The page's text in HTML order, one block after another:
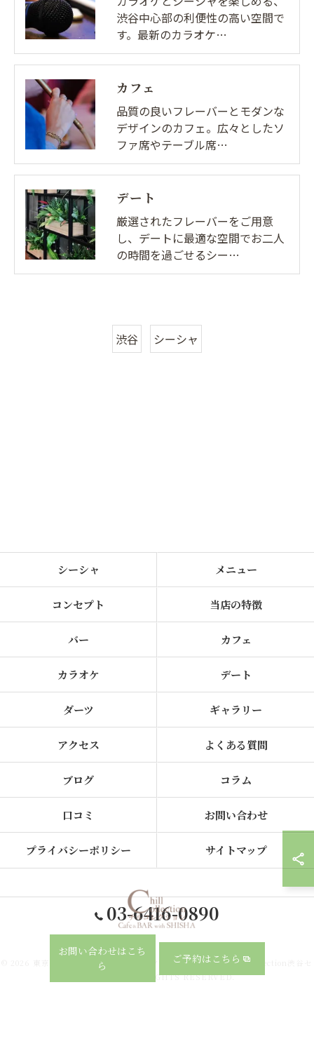
渋谷中心部の利便性の高い空間で
す。最新のカラオケ…
カフェ
品質の良いフレーバーとモダンな
デザインのカフェ。広々としたソ
ファ席やテーブル席…
デート
厳選されたフレーバーをご用意
し、デートに最適な空間でお二人
の時間を過ごせるシー…
渋谷 シーシャ
03-6416-0890
お問い合わせはこち
ら
ご予約はこちら
シーシャ メニュー
コンセプト 当店の特徴
バー カフェ
カラオケ デート
ダーツ ギャラリー
アクセス よくある質問
ブログ コラム
口コミ お問い合わせ
プライバシーポリシー サイトマップ
© 2026 東京都、渋谷のシーシャならカフェ&シーシャバー Chill collection渋谷セ
ンター街店 ALL RIGHTS RESERVED.